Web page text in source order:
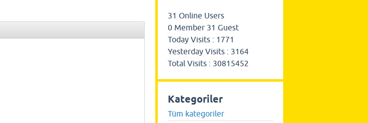
31 Online Users
0 Member 31 Guest
Today Visits : 1771
Yesterday Visits : 3164
Total Visits : 30815452
Kategoriler
Tüm kategoriler